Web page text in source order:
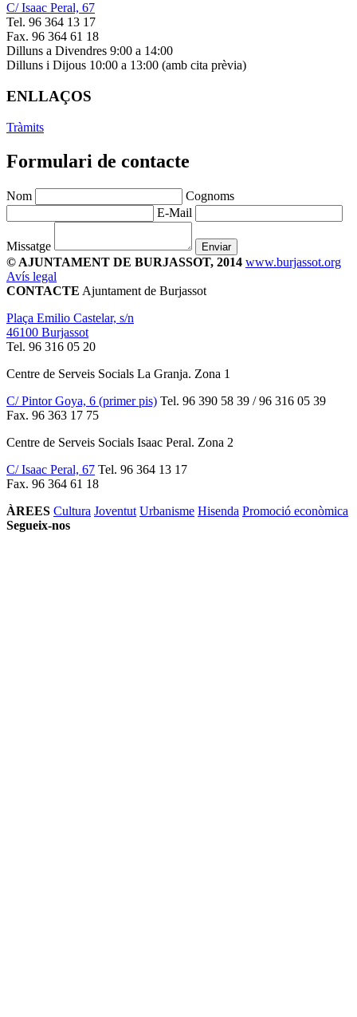
C/ Isaac Peral, 67
Tel. 96 364 13 17
Fax. 96 364 61 18
Dilluns a Divendres 9:00 a 14:00
Dilluns i Dijous 10:00 a 13:00 (amb cita prèvia)
ENLLAÇOS
Tràmits
Formulari de contacte
Nom
Cognoms
E-Mail
Missatge Enviar
© AJUNTAMENT DE BURJASSOT, 2014 www.burjassot.org
Avís legal
CONTACTE Ajuntament de Burjassot
Plaça Emilio Castelar, s/n
46100 Burjassot
Tel. 96 316 05 20
Centre de Serveis Socials La Granja. Zona 1
C/ Pintor Goya, 6 (primer pis) Tel. 96 390 58 39 / 96 316 05 39
Fax. 96 363 17 75
Centre de Serveis Socials Isaac Peral. Zona 2
C/ Isaac Peral, 67 Tel. 96 364 13 17
Fax. 96 364 61 18
ÀREES Cultura Joventut Urbanisme Hisenda Promoció econòmica
Segueix-nos